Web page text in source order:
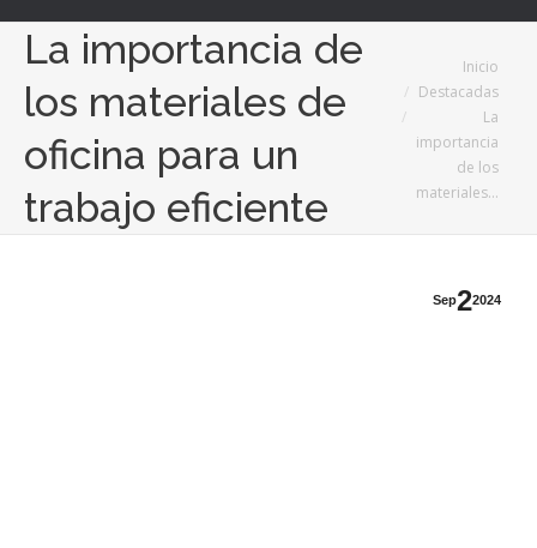
La importancia de
los materiales de
oficina para un
trabajo eficiente
Inicio
Destacadas
La
importancia
de los
materiales…
Sep22024